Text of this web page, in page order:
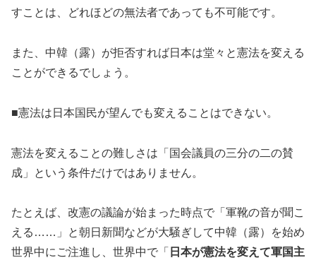
すことは、どれほどの無法者であっても不可能です。
また、中韓（露）が拒否すれば日本は堂々と憲法を変える
ことができるでしょう。
■憲法は日本国民が望んでも変えることはできない。
憲法を変えることの難しさは「国会議員の三分の二の賛
成」という条件だけではありません。
たとえば、改憲の議論が始まった時点で「軍靴の音が聞こ
える……」と朝日新聞などが大騒ぎして中韓（露）を始め
世界中にご注進し、世界中で「 日本が憲法を変えて軍国主